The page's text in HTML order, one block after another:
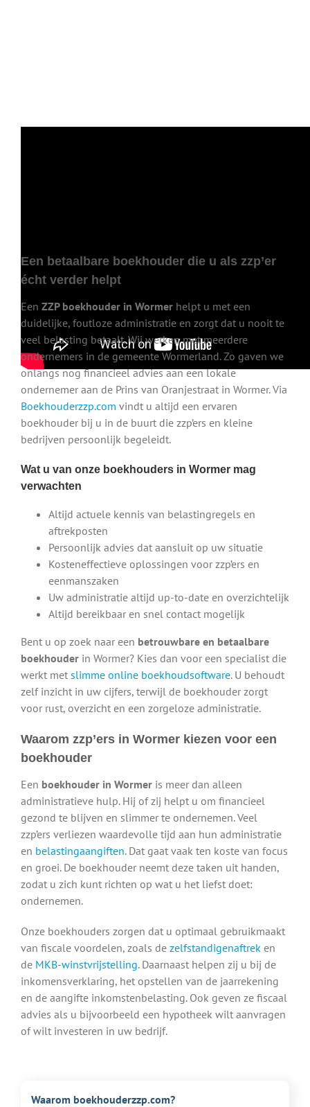
Een betaalbare boekhouder die u als zzp’er
écht verder helpt
Een ZZP boekhouder in Wormer helpt u met een
duidelijke, foutloze administratie en zorgt dat u nooit te
veel belasting betaalt. Wij werken met meerdere
ondernemers in de gemeente Wormerland. Zo gaven we
onlangs nog financieel advies aan een lokale
ondernemer aan de Prins van Oranjestraat in Wormer. Via
Boekhouderzzp.com vindt u altijd een ervaren
boekhouder bij u in de buurt die zzp’ers en kleine
bedrijven persoonlijk begeleidt.
Wat u van onze boekhouders in Wormer mag
verwachten
Altijd actuele kennis van belastingregels en
aftrekposten
Persoonlijk advies dat aansluit op uw situatie
Kosteneffectieve oplossingen voor zzp’ers en
eenmanszaken
Uw administratie altijd up-to-date en overzichtelijk
Altijd bereikbaar en snel contact mogelijk
Bent u op zoek naar een betrouwbare en betaalbare
boekhouder in Wormer? Kies dan voor een specialist die
werkt met slimme online boekhoudsoftware. U behoudt
zelf inzicht in uw cijfers, terwijl de boekhouder zorgt
voor rust, overzicht en een zorgeloze administratie.
Waarom zzp’ers in Wormer kiezen voor een
boekhouder
Een boekhouder in Wormer is meer dan alleen
administratieve hulp. Hij of zij helpt u om financieel
gezond te blijven en slimmer te ondernemen. Veel
zzp’ers verliezen waardevolle tijd aan hun administratie
en belastingaangiften. Dat gaat vaak ten koste van focus
en groei. De boekhouder neemt deze taken uit handen,
zodat u zich kunt richten op wat u het liefst doet:
ondernemen.
Onze boekhouders zorgen dat u optimaal gebruikmaakt
van fiscale voordelen, zoals de zelfstandigenaftrek en
de MKB-winstvrijstelling. Daarnaast helpen zij u bij de
inkomensverklaring, het opstellen van de jaarrekening
en de aangifte inkomstenbelasting. Ook geven ze fiscaal
advies als u bijvoorbeeld een hypotheek wilt aanvragen
of wilt investeren in uw bedrijf.
Waarom boekhouderzzp.com?